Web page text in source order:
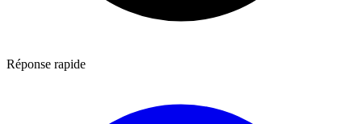
Réponse rapide